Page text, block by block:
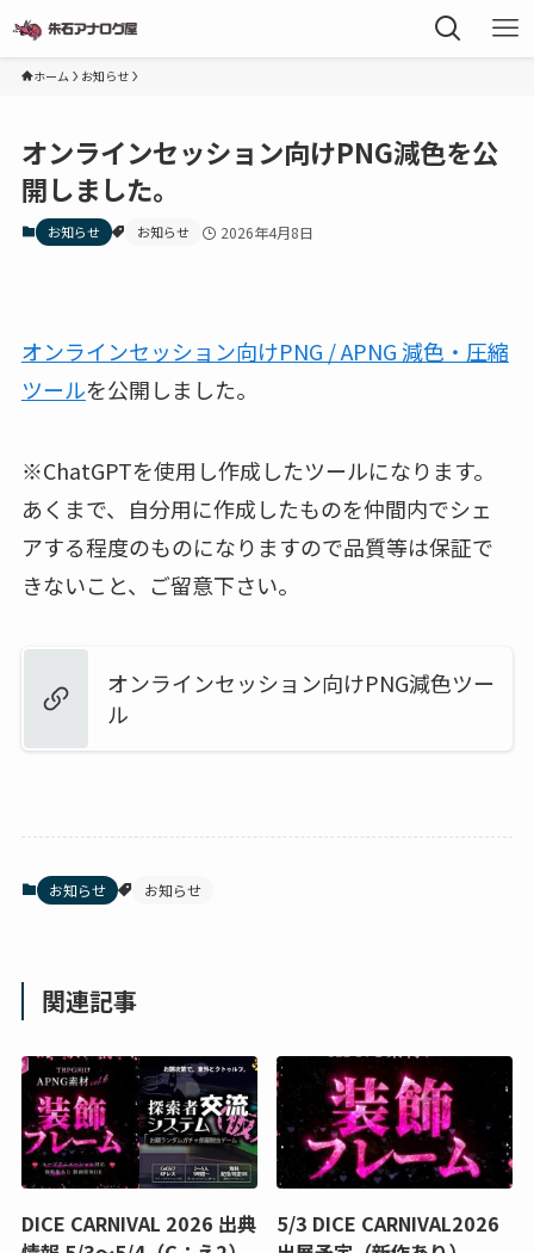
ホーム お知らせ
オンラインセッション向けPNG減色を公
開しました。
お知らせ お知らせ 2026年4月8日
オンラインセッション向けPNG / APNG 減色・圧縮
ツールを公開しました。
※ChatGPTを使用し作成したツールになります。
あくまで、自分用に作成したものを仲間内でシェ
アする程度のものになりますので品質等は保証で
きないこと、ご留意下さい。
オンラインセッション向けPNG減色ツー
ル
お知らせ お知らせ
関連記事
DICE CARNIVAL 2026 出典
5/3 DICE CARNIVAL2026